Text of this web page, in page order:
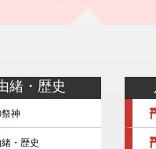
緒・歴史
神
緒・歴史